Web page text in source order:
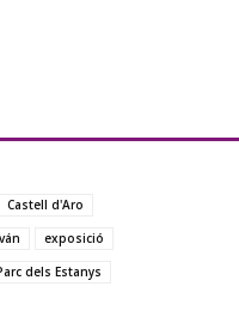
Castell d'Aro
exposició
dels Estanys